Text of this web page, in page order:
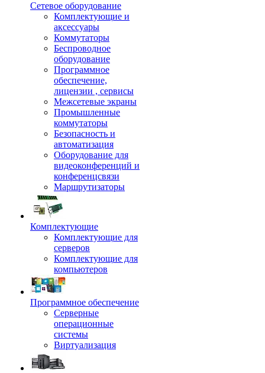
Сетевое оборудование
Комплектующие и
аксессуары
Коммутаторы
Беспроводное
оборудование
Программное
обеспечение,
лицензии , сервисы
Межсетевые экраны
Промышленные
коммутаторы
Безопасность и
автоматизация
Оборудование для
видеоконференций и
конференцсвязи
Маршрутизаторы
Комплектующие
Комплектующие для
серверов
Комплектующие для
компьютеров
Программное обеспечение
Серверные
операционные
системы
Виртуализация